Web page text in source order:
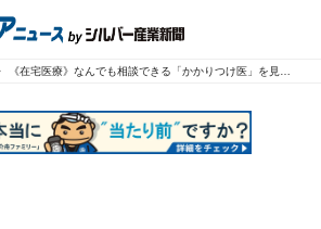
《在宅医療》なんでも相談できる「かかりつけ医」を見つけよう／日下勝博さん（社会医療法人関愛会江別訪問診療所）